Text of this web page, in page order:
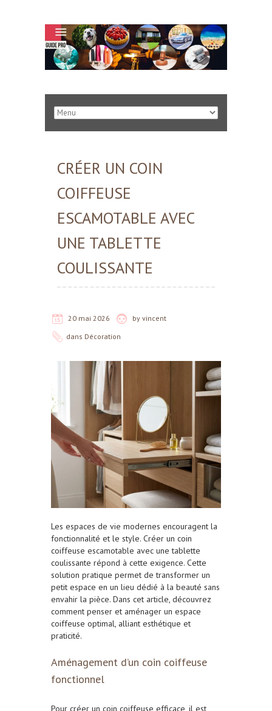
CRÉER UN COIN
COIFFEUSE
ESCAMOTABLE AVEC
UNE TABLETTE
COULISSANTE
20 mai 2026 by vincent
dans Décoration
Les espaces de vie modernes encouragent la
fonctionnalité et le style. Créer un coin
coiffeuse escamotable avec une tablette
coulissante répond à cette exigence. Cette
solution pratique permet de transformer un
petit espace en un lieu dédié à la beauté sans
envahir la pièce. Dans cet article, découvrez
comment penser et aménager un espace
coiffeuse optimal, alliant esthétique et
praticité.
Aménagement d’un coin coiffeuse
fonctionnel
Pour créer un coin coiffeuse efficace, il est